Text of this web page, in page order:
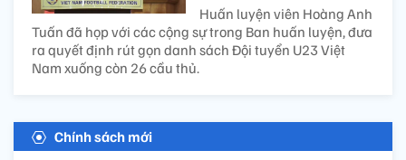
Huấn luyện viên Hoàng Anh
Tuấn đã họp với các cộng sự trong Ban huấn luyện, đưa
ra quyết định rút gọn danh sách Đội tuyển U23 Việt
Nam xuống còn 26 cầu thủ.
Chính sách mới